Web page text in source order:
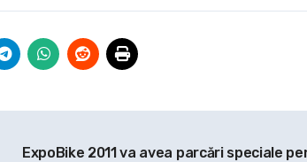
ExpoBike 2011 va avea parcări speciale